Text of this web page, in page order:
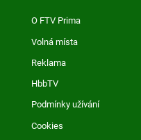
O FTV Prima
Volná místa
Reklama
HbbTV
Podmínky užívání
Cookies